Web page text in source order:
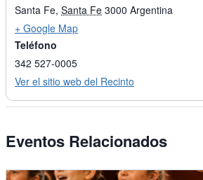
Santa Fe, Santa Fe 3000 Argentina
+ Google Map
Teléfono
342 527-0005
Ver el sitio web del Recinto
Eventos Relacionados